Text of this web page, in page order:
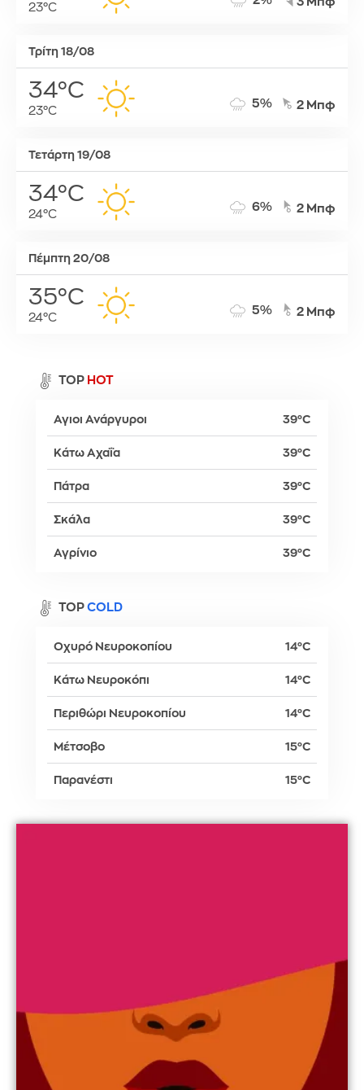
23°C
Τρίτη 18/08
34°C
23°C
5% 2 Μπφ
Τετάρτη 19/08
34°C
24°C
6% 2 Μπφ
Πέμπτη 20/08
35°C
24°C
5% 2 Μπφ
TOP HOT
Αγιοι Ανάργυροι 39°C
Κάτω Αχαΐα 39°C
Πάτρα 39°C
Σκάλα 39°C
Αγρίνιο 39°C
TOP COLD
Οχυρό Νευροκοπίου 14°C
Κάτω Νευροκόπι 14°C
Περιθώρι Νευροκοπίου 14°C
Μέτσοβο 15°C
Παρανέστι 15°C